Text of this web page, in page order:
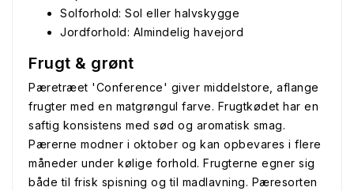
Solforhold: Sol eller halvskygge
Jordforhold: Almindelig havejord
Frugt & grønt
Pæretræet 'Conference' giver middelstore, aflange
frugter med en matgrøngul farve. Frugtkødet har en
saftig konsistens med sød og aromatisk smag.
Pærerne modner i oktober og kan opbevares i flere
måneder under kølige forhold. Frugterne egner sig
både til frisk spisning og til madlavning. Pæresorten